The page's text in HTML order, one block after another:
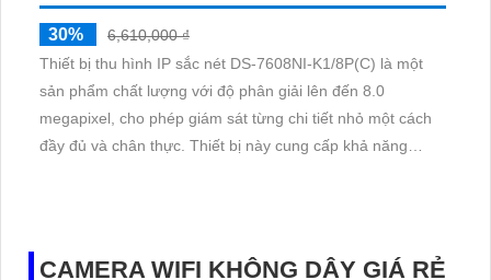
30%
6,610,000 ₫
Thiết bị thu hình IP sắc nét DS-7608NI-K1/8P(C) là một
sản phẩm chất lượng với độ phân giải lên đến 8.0
megapixel, cho phép giám sát từng chi tiết nhỏ một cách
đầy đủ và chân thực. Thiết bị này cung cấp khả năng
CAMERA WIFI KHÔNG DÂY GIÁ RẺ